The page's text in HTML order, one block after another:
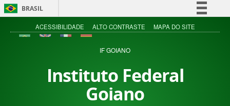
BRASIL
Simplifique!
Acesso à informação
ACESSIBILIDADE ALTO CONTRASTE MAPA DO SITE
IF GOIANO
Instituto Federal
Goiano